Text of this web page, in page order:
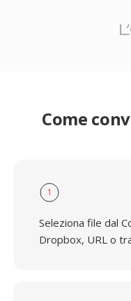
Come
1
Seleziona file dal
Dropbox, URL o